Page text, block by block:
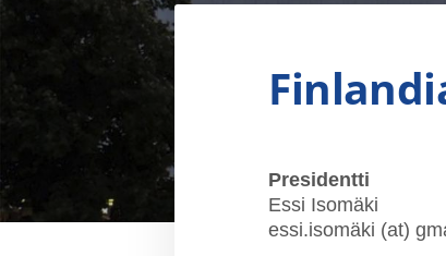
Presidentti
Essi Isomäki
essi.isomäki (at)